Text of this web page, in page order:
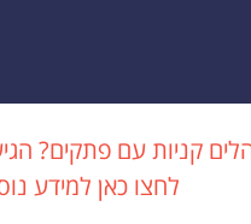
קניות עם פתקים?
לחצו כאן למידע